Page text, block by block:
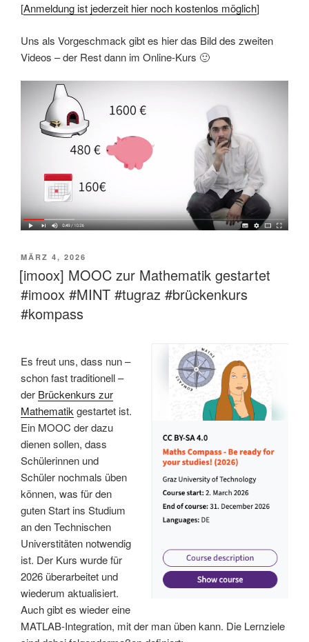
[Anmeldung ist jederzeit hier noch kostenlos möglich]
Uns als Vorgeschmack gibt es hier das Bild des zweiten
Videos – der Rest dann im Online-Kurs 🙂
VERÖFFENTLICHT
AM
MÄRZ 4, 2026
[imoox] MOOC zur Mathematik gestartet
#imoox #MINT #tugraz #brückenkurs
#kompass
Es freut uns, dass nun –
schon fast traditionell –
der Brückenkurs zur
Mathematik gestartet ist.
Ein MOOC der dazu
dienen sollen, dass
Schülerinnen und
Schüler nochmals üben
können, was für den
guten Start ins Studium
an den Technischen
Universtitäten notwendig
ist. Der Kurs wurde für
2026 überarbeitet und
wiederum aktualisiert.
Auch gibt es wieder eine
MATLAB-Integration, mit der man üben kann. Die Lernziele